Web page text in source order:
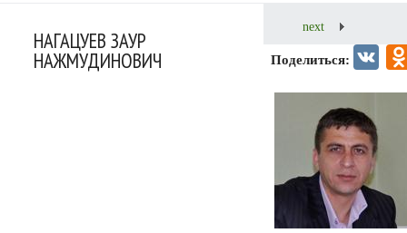
НАГАЦУЕВ ЗАУР
НАЖМУДИНОВИЧ
next
Поделиться: VK